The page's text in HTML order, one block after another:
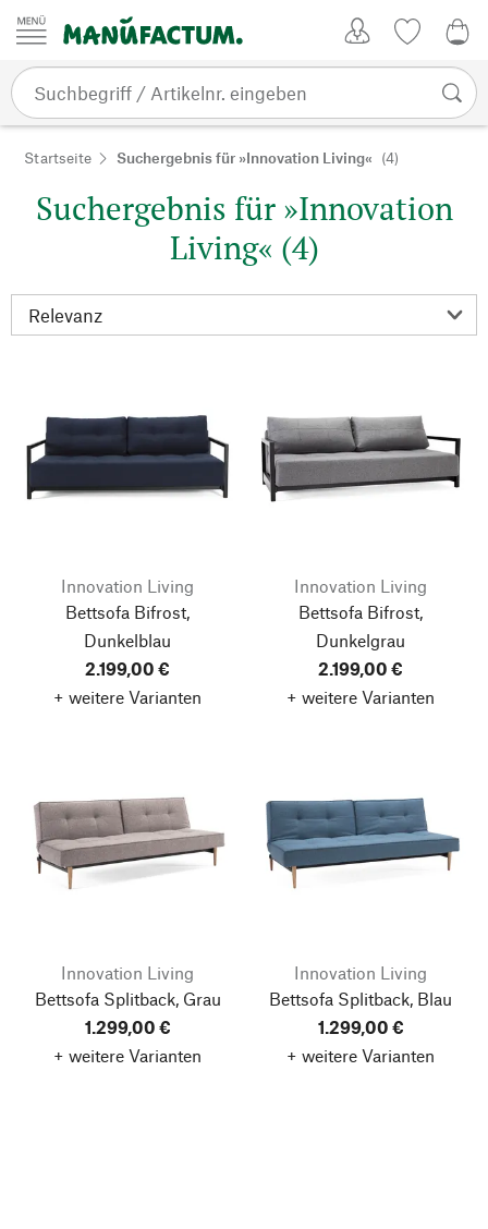
Zum Inhalt springen
Startseite Suchergebnis für »Innovation Living« (4)
Suchergebnis für »Innovation
Living« (4)
Innovation Living
Bettsofa Bifrost,
Dunkelblau
2.199,00 €
+ weitere Varianten
Innovation Living
Bettsofa Bifrost,
Dunkelgrau
2.199,00 €
+ weitere Varianten
Innovation Living
Bettsofa Splitback, Grau
1.299,00 €
+ weitere Varianten
Innovation Living
Bettsofa Splitback, Blau
1.299,00 €
+ weitere Varianten